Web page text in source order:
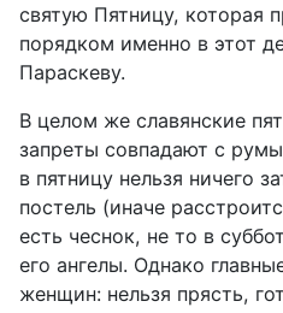
святую Пятницу, которая
порядком именно в этот
Параскеву.
В целом же славянские
запреты совпадают с
в пятницу нельзя ничего
постель (иначе
есть чеснок, не то в
его ангелы. Однако
женщин: нельзя прясть,